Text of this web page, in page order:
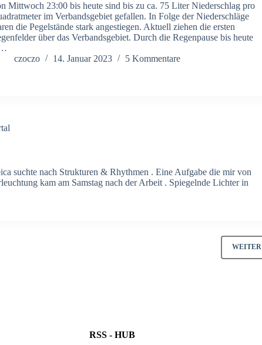
Mittwoch 23:00 bis heute sind bis zu ca. 75 Liter Niederschlag pro
im Verbandsgebiet gefallen. In Folge der Niederschläge
die Pegelstände stark angestiegen. Aktuell ziehen die ersten
über das Verbandsgebiet. Durch die Regenpause bis heute
czoczo
14. Januar 2023 5 Kommentare
suchte nach Strukturen & Rhythmen . Eine Aufgabe die mir von
kam am Samstag nach der Arbeit . Spiegelnde Lichter in
WEITER
RSS - HUB